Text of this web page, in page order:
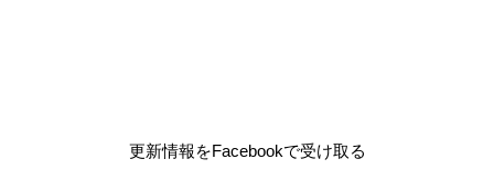
更新情報をFacebookで受け取る